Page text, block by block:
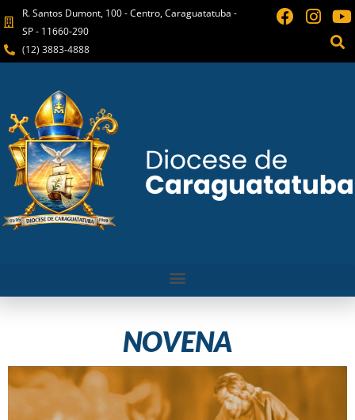
R. Santos Dumont, 100 - Centro, Caraguatatuba -
SP - 11660-290
(12) 3883-4888
NOVENA